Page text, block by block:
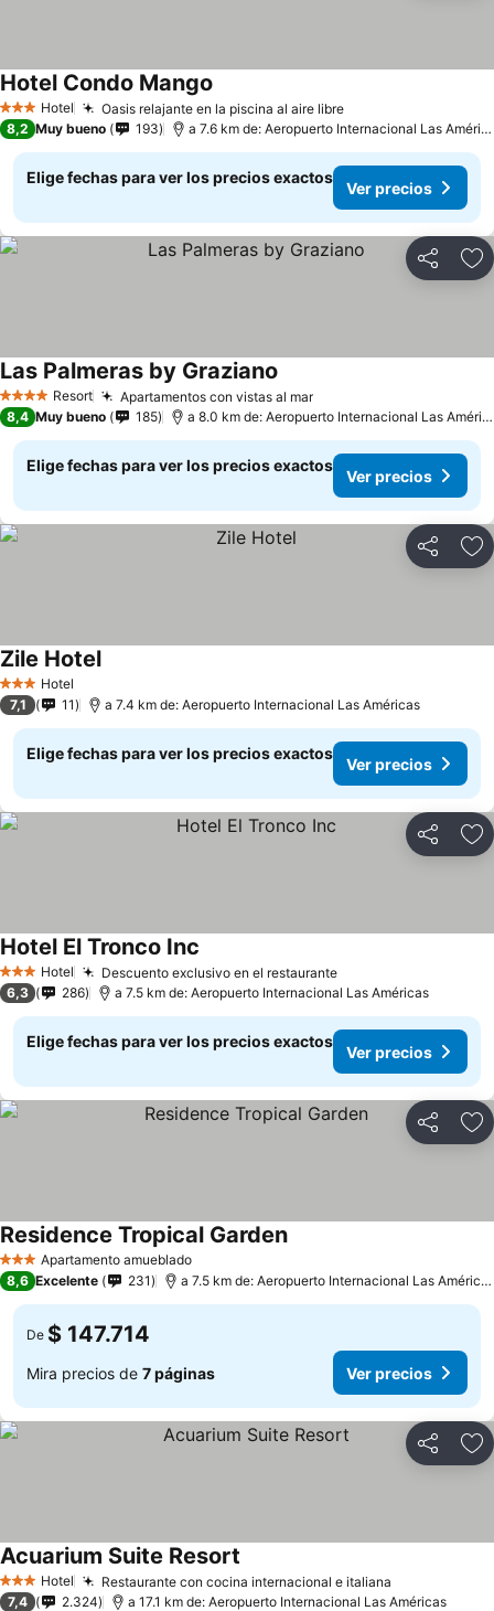
3 Estrellas
Hotel Oasis relajante en la piscina al aire libre
Hotel Condo Mango
8,2 Muy bueno 193 a 7.6 km de: Aeropuerto Internacional Las Américas
Elige fechas para ver los precios exactos
Ver precios
Compartir
4 EstrellasResort Apartamentos con vistas al mar
Las Palmeras by Graziano
8,4 Muy bueno 185 a 8.0 km de: Aeropuerto Internacional Las Américas
Elige fechas para ver los precios exactos
Ver precios
Compartir
3 Estrellas
Hotel
Zile Hotel
7,1 11 a 7.4 km de: Aeropuerto Internacional Las Américas
Elige fechas para ver los precios exactos
Ver precios
Compartir
3 Estrellas
Hotel Descuento exclusivo en el restaurante
Hotel El Tronco Inc
6,3 286 a 7.5 km de: Aeropuerto Internacional Las Américas
Elige fechas para ver los precios exactos
Ver precios
Compartir
3 EstrellasApartamento amueblado
Residence Tropical Garden
8,6 Excelente 231 a 7.5 km de: Aeropuerto Internacional Las Américas
De $ 147.714
Mira precios de 7 páginas Ver precios
Compartir
3 Estrellas
Hotel Restaurante con cocina internacional e italiana
Acuarium Suite Resort
7,4 2.324 a 17.1 km de: Aeropuerto Internacional Las Américas